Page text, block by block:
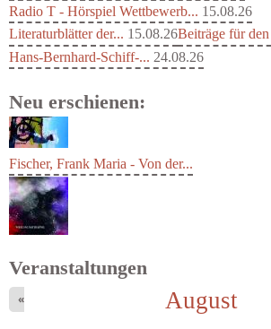
Radio T - Hörspiel Wettbewerb... 15.08.26
Literaturblätter der... 15.08.26Beiträge für den
Hans-Bernhard-Schiff-... 24.08.26
Neu erschienen:
Mayer König, Wolfgang - Dichtungen...
Fischer, Frank Maria - Von der...
Veranstaltungen
August
«